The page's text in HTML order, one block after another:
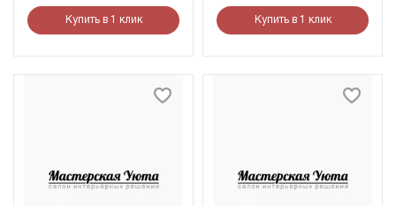
Купить в 1 клик Купить в 1 клик